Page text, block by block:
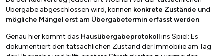
Übergabe abgeschlossen wird, können konkrete Zustände und
mögliche Mängel erst am Übergabetermin erfasst werden.
Genau hier kommt das Hausübergabeprotokollins Spiel: Es
dokumentiert den tatsächlichen Zustand der Immobilie am Tag